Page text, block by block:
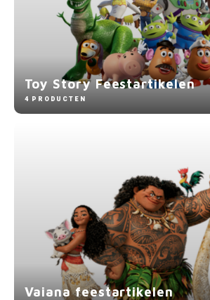
Toy Story Feestartikelen
4 PRODUCTEN
Vaiana feestartikelen